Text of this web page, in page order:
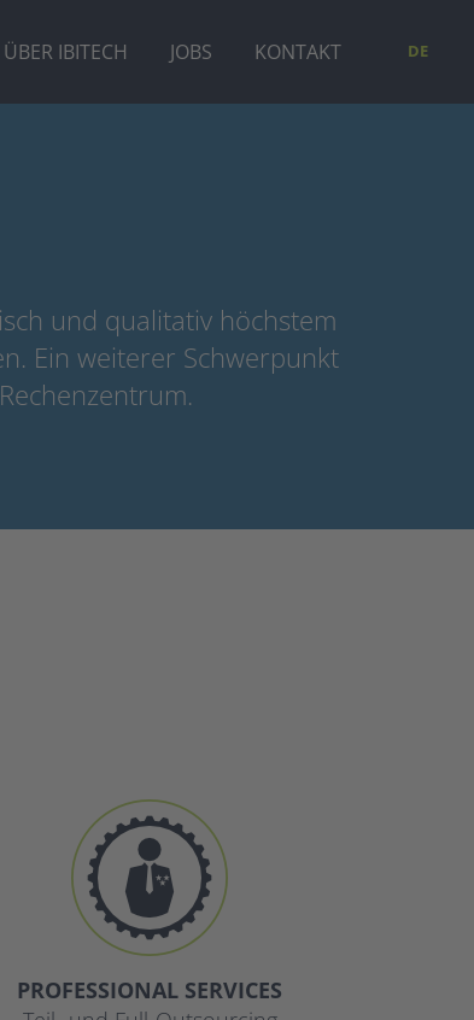
ÜBER IBITECH JOBS KONTAKT DE
und qualitativ höchstem
Ein weiterer Schwerpunkt
PROFESSIONAL SERVICES